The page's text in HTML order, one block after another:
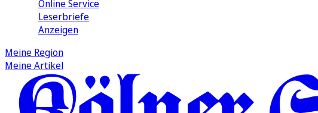
Online Service
Leserbriefe
Anzeigen
Meine Region
Meine Artikel